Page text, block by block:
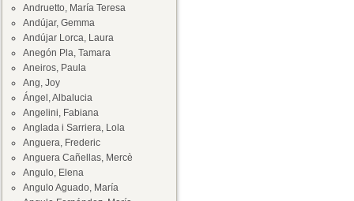
Andruetto, María Teresa
Andújar, Gemma
Andújar Lorca, Laura
Anegón Pla, Tamara
Aneiros, Paula
Ang, Joy
Ángel, Albalucia
Angelini, Fabiana
Anglada i Sarriera, Lola
Anguera, Frederic
Anguera Cañellas, Mercè
Angulo, Elena
Angulo Aguado, María